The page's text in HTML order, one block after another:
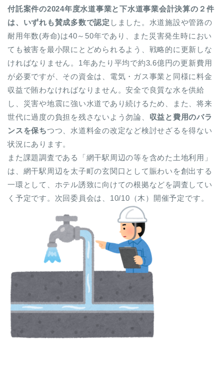
付託案件の2024年度水道事業と下水道事業会計決算の２件
は、いずれも賛成多数で認定 しました。水道施設や管路の
耐用年数(寿命)は40～50年であり、また災害発生時におい
ても被害を最小限にとどめられるよう、戦略的に更新しな
ければなりません。1年あたり平均で約3.6億円の更新費用
が必要ですが、その資金は、電気・ガス事業と同様に料金
収益で賄わなければなりません。安全で良質な水を供給
し、災害や地震に強い水道であり続けるため、また、将来
世代に過度の負担を残さないよう勿論、 収益と費用のバラ
ンスを保ちつつ、水道料金の改定など検討せざるを得ない
状況にあります。
また課題調査である「網干駅周辺の等を含めた土地利用」
は、網干駅周辺を太子町の玄関口として賑わいを創出する
一環として、ホテル誘致に向けての根拠などを調査してい
く予定です。次回委員会は、10/10（木）開催予定です。